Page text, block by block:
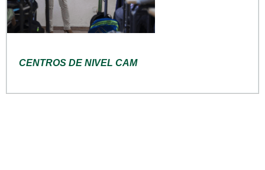
CENTROS DE NIVEL CAM